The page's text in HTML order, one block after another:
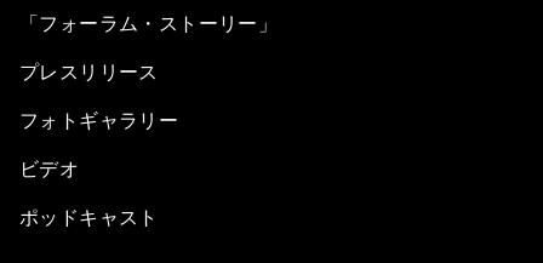
「フォーラム・ストーリー」
プレスリリース
フォトギャラリー
ビデオ
ポッドキャスト